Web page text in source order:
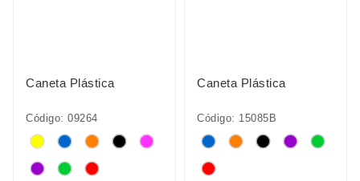
Caneta Plástica
Código: 09264
Caneta Plástica
Código: 15085B